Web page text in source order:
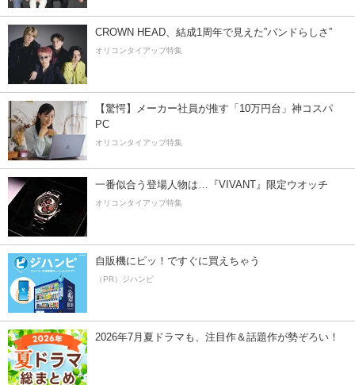
CROWN HEAD、結成1周年で見えた”バンドらしさ”
オリコンタイアップ特集
【驚愕】メーカー社員が推す「10万円台」神コスパ
PC
オリコンタイアップ特集
一番似合う登場人物は…『VIVANT』限定ウオッチ
オリコンタイアップ特集
自販機にピッ！ですぐに買えちゃう
（PR）ジハンピ
2026年7月夏ドラマも、注目作＆話題作が勢ぞろい！